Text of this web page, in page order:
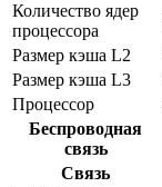
Количество ядер
процессора
Размер кэша L2
Размер кэша L3
Процессор
Беспроводная
связь
Связь